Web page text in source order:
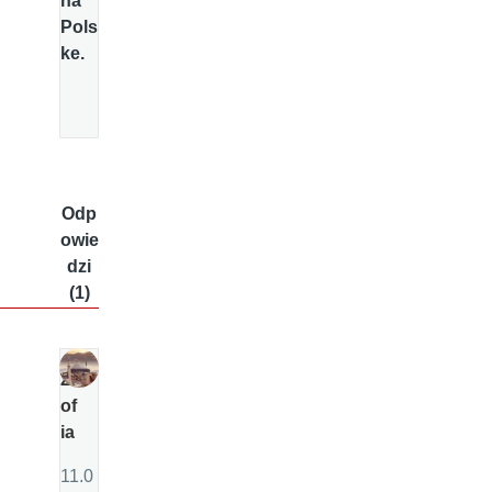
Pols
ke.
Odp
owie
dzi
(1)
Z
of
ia
11.0